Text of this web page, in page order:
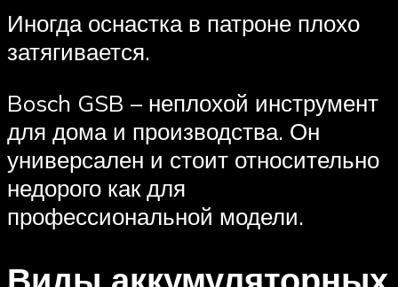
Иногда оснастка в патроне плохо
затягивается.
Bosch GSB – неплохой инструмент
для дома и производства. Он
универсален и стоит относительно
недорого как для
профессиональной модели.